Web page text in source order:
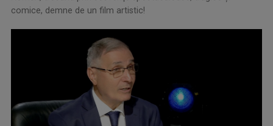
comice, demne de un film artistic!